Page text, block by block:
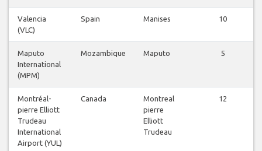
Valencia
(VLC)
Spain Manises 10
Maputo
International
(MPM)
Mozambique Maputo 5
Montréal-
pierre Elliott
Trudeau
International
Airport (YUL)
Canada
Montreal
pierre
Elliott
Trudeau
12